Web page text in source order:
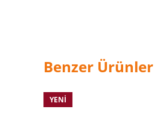
Benzer Ürünler
YENI